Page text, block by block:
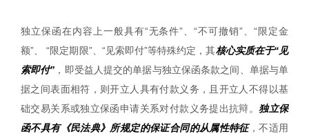
独立保函在内容上一般具有“无条件”、“不可撤销”、“限定金
额”、 “限定期限”、“见索即付”等特殊约定，其核心实质在于“见
索即付” ，即受益人提交的单据与独立保函条款之间、单据与单
据之间表面相符，则开立人具有付款义务，且开立人不得以基
础交易关系或独立保函申请关系对付款义务提出抗辩。独立保
函不具有《民法典》所规定的保证合同的从属性特征，不适用